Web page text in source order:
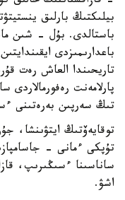
بيلىكتىڭ بارلىق
باستالدى. بۇل - شىن
باعدارىمىزدى
تاريحىندا العاش رەت
پارلامەنت
تىڭ سەرپىن بەرەتىنى
توقايەۆتىڭ ايتۋىنشا،
تۇپكى ءمانى -
ساناسىنا ءسىڭىرىپ،
اشۋ.